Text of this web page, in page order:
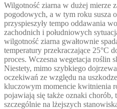
Wilgotność ziarna w dużej mierze
pogodowych, a w tym roku susza
przyspieszyły tempo oddawania
zachodnich i południowych
wilgotność ziarna gwałtownie
temperatury przekraczające 25°C
proces. Wczesna wegetacja roślin
Niestety, mimo szybkiego
oczekiwań ze względu na
kluczowym momencie kwitnienia
pojawiają się także oznaki chorób,
szczególnie na lżejszych